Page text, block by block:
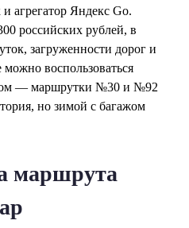
агрегатор Яндекс Go.
российских рублей, в
загруженности дорог и
воспользоваться
— маршрутки №30 и №92
но зимой с багажом
маршрута